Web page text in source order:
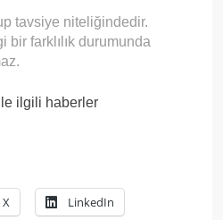
tavsiye niteliğindedir.
farklılık durumunda
ilgili haberler
X LinkedIn